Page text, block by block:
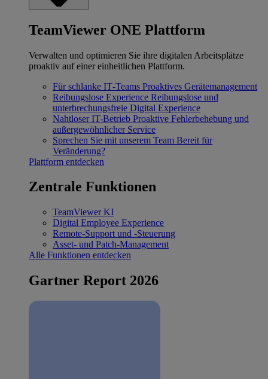
TeamViewer ONE Plattform
Verwalten und optimieren Sie ihre digitalen Arbeitsplätze
proaktiv auf einer einheitlichen Plattform.
Für schlanke IT‐Teams Proaktives Gerätemanagement
Reibungslose Experience Reibungslose und
unterbrechungsfreie Digital Experience
Nahtloser IT-Betrieb Proaktive Fehlerbehebung und
außergewöhnlicher Service
Sprechen Sie mit unserem Team Bereit für
Veränderung?
Plattform entdecken
Zentrale Funktionen
TeamViewer KI
Digital Employee Experience
Remote-Support und -Steuerung
Asset- und Patch-Management
Alle Funktionen entdecken
Gartner Report 2026